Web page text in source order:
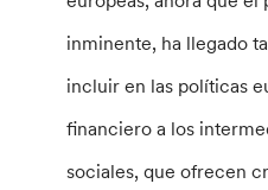
inminente, ha llegado
incluir en las políticas
financiero a los
sociales, que ofrecen